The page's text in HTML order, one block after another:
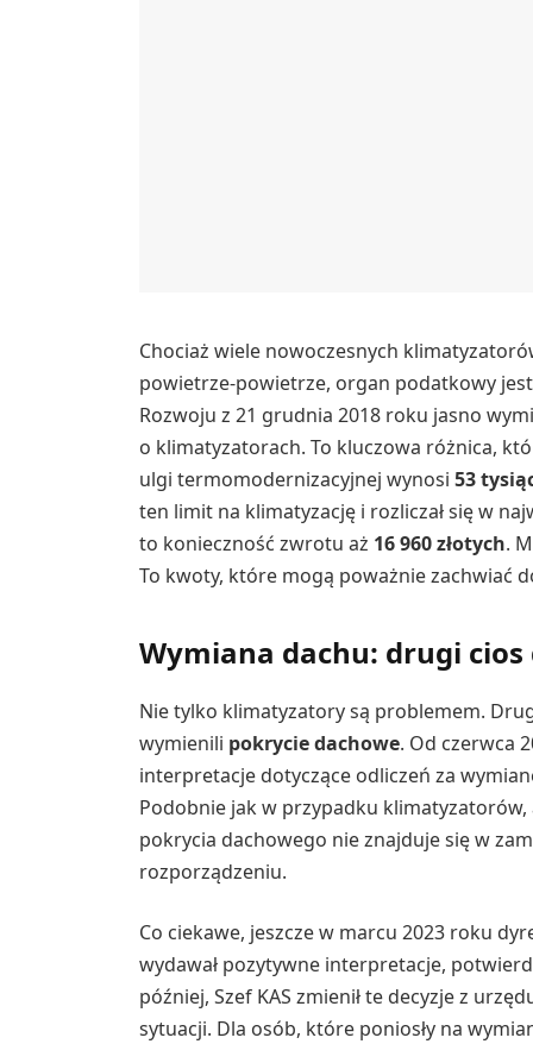
Chociaż wiele nowoczesnych
powietrze-powietrze, organ podatkowy
Rozwoju z 21 grudnia 2018 roku jasno
o klimatyzatorach. To kluczowa różnica,
ulgi termomodernizacyjnej wynosi53
ten limit na klimatyzację i rozliczał się w
to konieczność zwrotu aż 16 960 złotych.
To kwoty, które mogą poważnie zachwiać
Wymiana dachu: drugi
Nie tylko klimatyzatory są problemem.
wymienili pokrycie dachowe. Od czerwca
interpretacje dotyczące odliczeń za
Podobnie jak w przypadku
pokrycia dachowego nie znajduje się w
rozporządzeniu.
Co ciekawe, jeszcze w marcu 2023 roku
wydawał pozytywne interpretacje,
później, Szef KAS zmienił te decyzje z
sytuacji. Dla osób, które poniosły na